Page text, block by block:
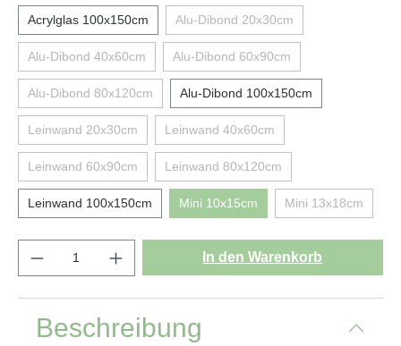
Acrylglas 100x150cm Alu-Dibond 20x30cm
Alu-Dibond 40x60cm Alu-Dibond 60x90cm
Alu-Dibond 80x120cm Alu-Dibond 100x150cm
Leinwand 20x30cm Leinwand 40x60cm
Leinwand 60x90cm Leinwand 80x120cm
Leinwand 100x150cm Mini 10x15cm Mini 13x18cm
In den Warenkorb
Beschreibung